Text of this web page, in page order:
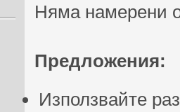
Няма намерени
Предложения:
Използвайте